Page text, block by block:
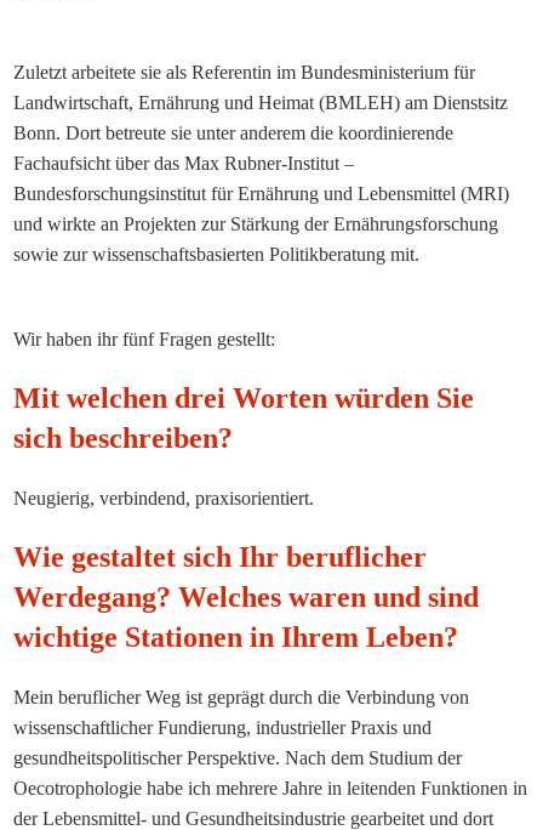
Zuletzt arbeitete sie als Referentin im Bundesministerium für
Landwirtschaft, Ernährung und Heimat (BMLEH) am Dienstsitz
Bonn. Dort betreute sie unter anderem die koordinierende
Fachaufsicht über das Max Rubner-Institut –
Bundesforschungsinstitut für Ernährung und Lebensmittel (MRI)
und wirkte an Projekten zur Stärkung der Ernährungsforschung
sowie zur wissenschaftsbasierten Politikberatung mit.
Wir haben ihr fünf Fragen gestellt:
Mit welchen drei Worten würden Sie
sich beschreiben?
Neugierig, verbindend, praxisorientiert.
Wie gestaltet sich Ihr beruflicher
Werdegang? Welches waren und sind
wichtige Stationen in Ihrem Leben?
Mein beruflicher Weg ist geprägt durch die Verbindung von
wissenschaftlicher Fundierung, industrieller Praxis und
gesundheitspolitischer Perspektive. Nach dem Studium der
Oecotrophologie habe ich mehrere Jahre in leitenden Funktionen in
der Lebensmittel- und Gesundheitsindustrie gearbeitet und dort